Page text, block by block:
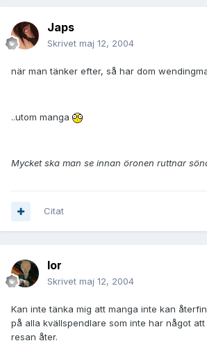
Japs
Skrivet maj 12, 2004
när man tänker efter, så har dom
..utom manga
Mycket ska man se innan öronen ruttnar
Citat
Ior
Skrivet maj 12, 2004
Kan inte tänka mig att manga inte kan
på alla kvällspendlare som inte har något
resan åter.